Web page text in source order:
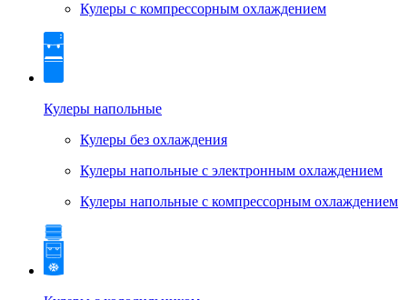
Кулеры с компрессорным охлаждением
Кулеры напольные
Кулеры без охлаждения
Кулеры напольные с электронным охлаждением
Кулеры напольные с компрессорным охлаждением